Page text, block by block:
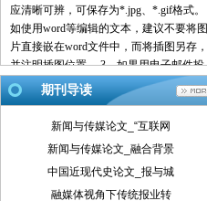
应清晰可辨，可保存为*.jpg、*.gif格式。
如使用word等编辑的文本，建议不要将图
片直接嵌在word文件中，而将插图另存，
并注明插图位置。 3、如果用电子邮件投
稿，最好压缩后发送。 4、请使用中文的
标点符号。例如句号为。而不是.。 5、来
稿请注明作者署名(真实姓名、笔名)、详
等，以便联系。 6、我们保留对稿件的增
删权。 7、我们对有一稿多投、剽窃或抄
袭行为者，将保留追究由此引起的法律、
期刊导读
新闻与传媒论文_“互联网
新闻与传媒论文_融合背景
中国近现代史论文_报与城
融媒体视角下传统报业转